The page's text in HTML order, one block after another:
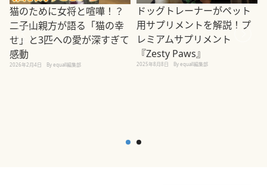
猫のために女将と喧嘩！？
二子山親方が語る「猫の幸
せ」と3匹への愛が深すぎて
感動
2026年2月4日 By equall編集部
ドッグトレーナーがペット
用サプリメントを解説！プ
レミアムサプリメント
『Zesty Paws』
2025年8月8日 By equall編集部